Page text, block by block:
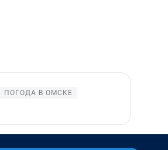
ПОГОДА В ОМСКЕ